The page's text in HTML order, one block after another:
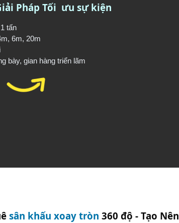
Pháp Tối ưu sự kiện
tấn
6m, 20m
bày, gian hàng triển lãm
sân khấu xoay tròn 360 độ - Tạo Nên